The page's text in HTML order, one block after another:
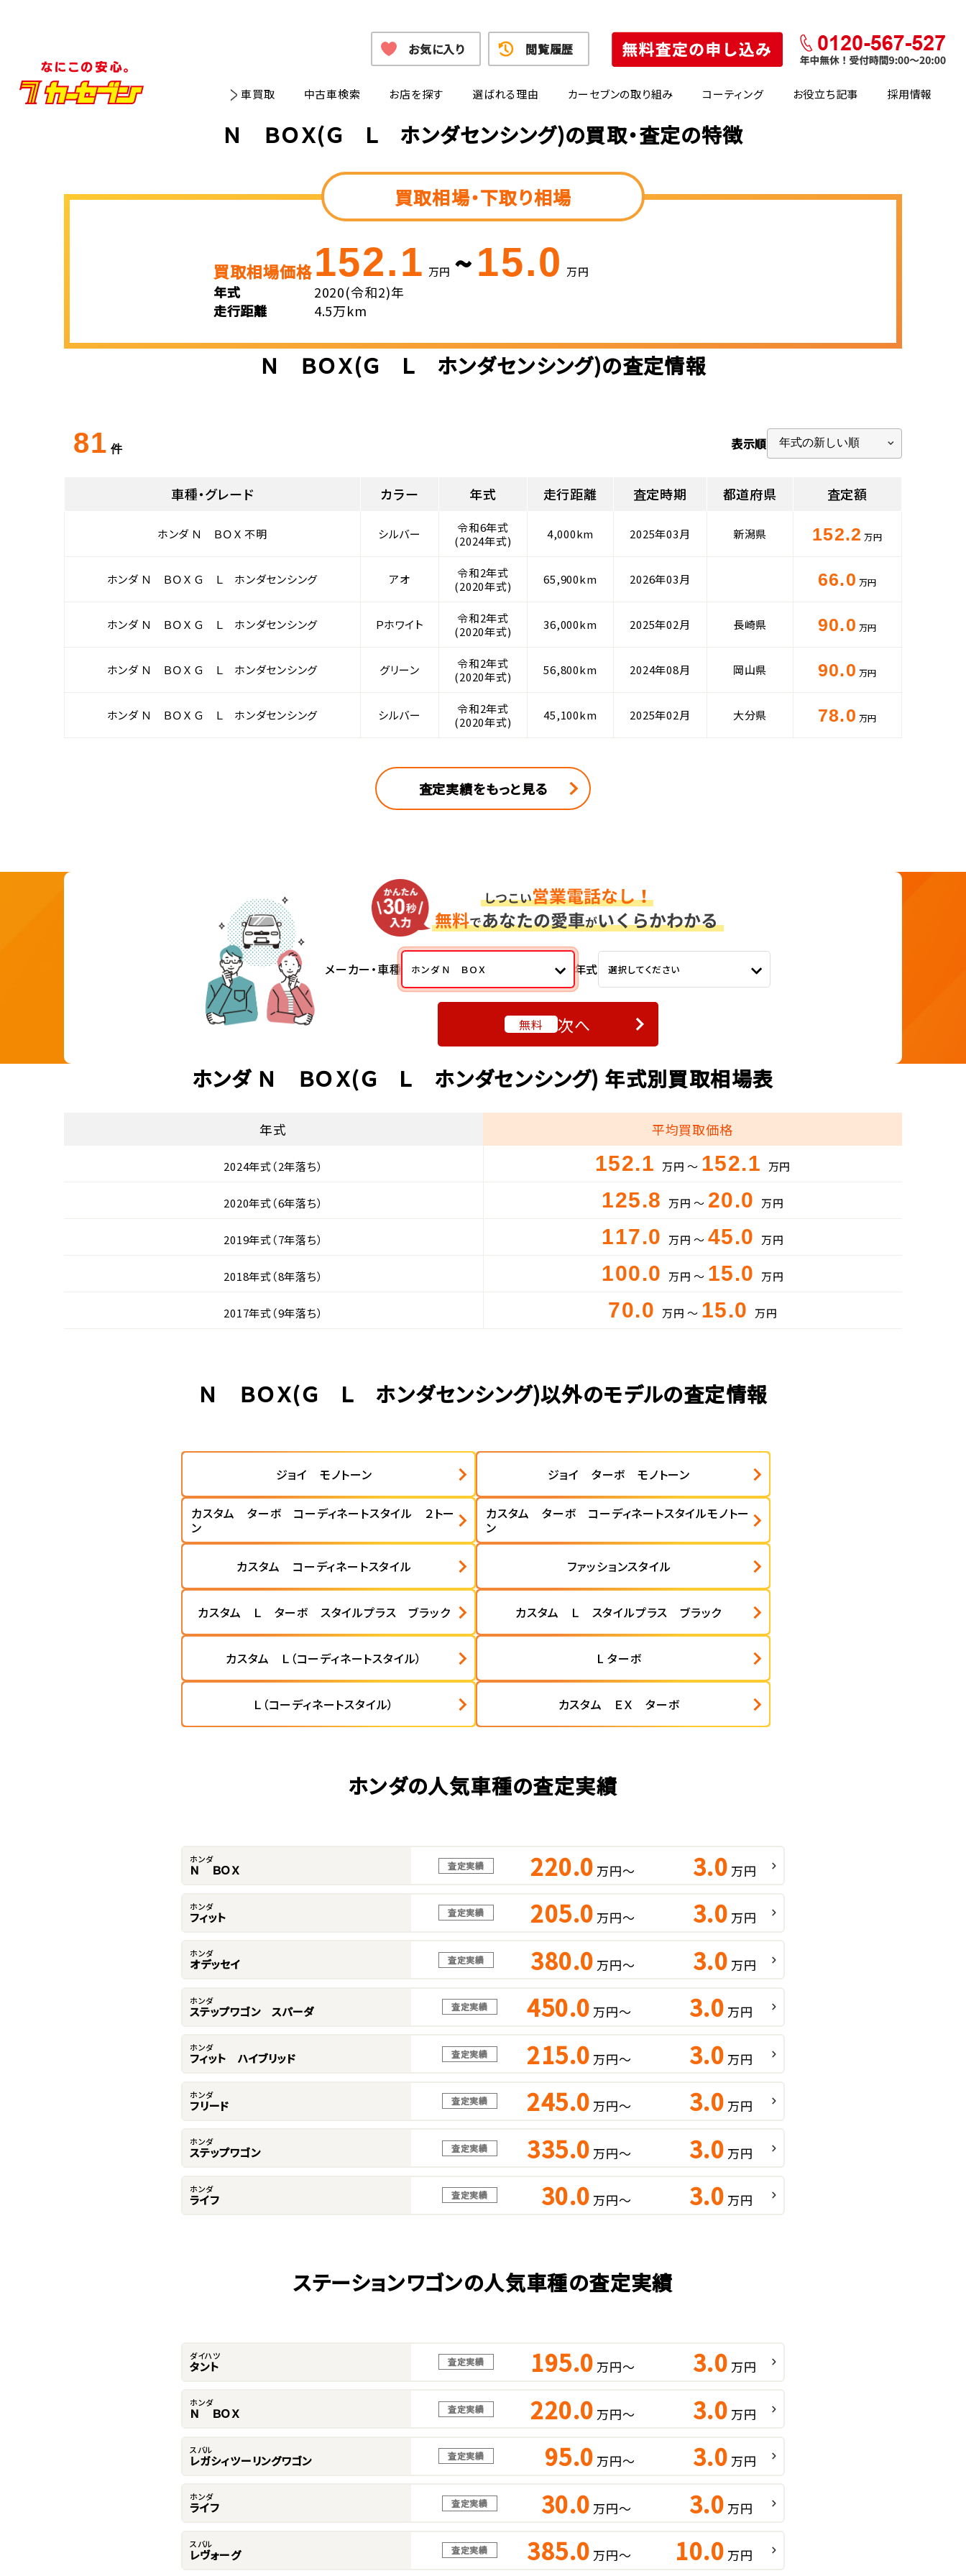
車買取 中古車検索 お店を探す 選ばれる理由 カーセブンの取り組み コーティング お役立ち記事 採用情報
お気に入り 閲覧履歴
Ｎ ＢＯＸ(Ｇ Ｌ ホンダセンシング)の買取・査定の特徴
買取相場・下取り相場
買取相場価格152.1 万円 ~15.0 万円
年式
2020(令和2)年
走行距離
4.5万km
Ｎ ＢＯＸ(Ｇ Ｌ ホンダセンシング)の査定情報
81 件 表示順
車種・グレード カラー 年式 走行距離 査定時期 都道府県 査定額
ホンダ Ｎ ＢＯＸ 不明 シルバー
令和6年式
(2024年式)
4,000km 2025年03月 新潟県 152.2 万円
ホンダ Ｎ ＢＯＸ Ｇ Ｌ ホンダセンシング アオ
令和2年式
(2020年式)
65,900km 2026年03月 66.0 万円
ホンダ Ｎ ＢＯＸ Ｇ Ｌ ホンダセンシング Ｐホワイト
令和2年式
(2020年式)
36,000km 2025年02月 長崎県 90.0 万円
ホンダ Ｎ ＢＯＸ Ｇ Ｌ ホンダセンシング グリーン
令和2年式
(2020年式)
56,800km 2024年08月 岡山県 90.0 万円
ホンダ Ｎ ＢＯＸ Ｇ Ｌ ホンダセンシング シルバー
令和2年式
(2020年式)
45,100km 2025年02月 大分県 78.0 万円
査定実績をもっと見る
メーカー・車種 ホンダ Ｎ ＢＯＸ 年式 選択してください
無料 次へ
ホンダ Ｎ ＢＯＸ(Ｇ Ｌ ホンダセンシング) 年式別買取相場表
年式 平均買取価格
2024年式（2年落ち） 152.1 万円 ～ 152.1 万円
2020年式（6年落ち） 125.8 万円 ～ 20.0 万円
2019年式（7年落ち） 117.0 万円 ～ 45.0 万円
2018年式（8年落ち） 100.0 万円 ～ 15.0 万円
2017年式（9年落ち） 70.0 万円 ～ 15.0 万円
Ｎ ＢＯＸ(Ｇ Ｌ ホンダセンシング)以外のモデルの査定情報
ジョイ モノトーン ジョイ ターボ モノトーン
カスタム ターボ コーディネートスタイル ２トー
ン
カスタム ターボ コーディネートスタイルモノトー
ン
カスタム コーディネートスタイル ファッションスタイル
カスタム Ｌ ターボ スタイルプラス ブラック カスタム Ｌ スタイルプラス ブラック
カスタム Ｌ（コーディネートスタイル） L ターボ
Ｌ（コーディネートスタイル） カスタム ＥＸ ターボ
ホンダの人気車種の査定実績
ホンダ
Ｎ ＢＯＸ 査定実績 220.0 万円～ 3.0 万円
ホンダ
フィット 査定実績 205.0 万円～ 3.0 万円
ホンダ
オデッセイ 査定実績 380.0 万円～ 3.0 万円
ホンダ
ステップワゴン スパーダ 査定実績 450.0 万円～ 3.0 万円
ホンダ
フィット ハイブリッド 査定実績 215.0 万円～ 3.0 万円
ホンダ
フリード 査定実績 245.0 万円～ 3.0 万円
ホンダ
ステップワゴン 査定実績 335.0 万円～ 3.0 万円
ホンダ
ライフ 査定実績 30.0 万円～ 3.0 万円
ステーションワゴンの人気車種の査定実績
ダイハツ
タント 査定実績 195.0 万円～ 3.0 万円
ホンダ
Ｎ ＢＯＸ 査定実績 220.0 万円～ 3.0 万円
スバル
レガシィツーリングワゴン 査定実績 95.0 万円～ 3.0 万円
ホンダ
ライフ 査定実績 30.0 万円～ 3.0 万円
スバル
レヴォーグ 査定実績 385.0 万円～ 10.0 万円